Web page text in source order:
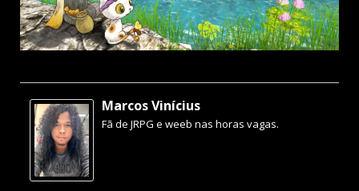
Marcos Vinícius
Fã de JRPG e weeb nas horas vagas.